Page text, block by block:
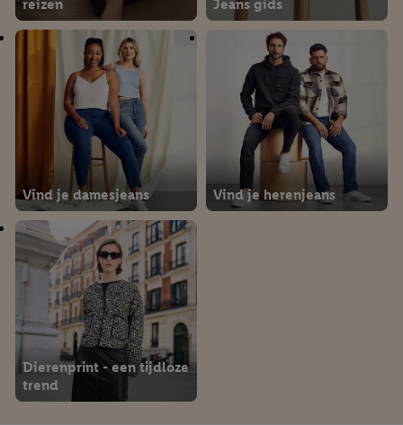
Zichtbaar & veilig in het
donker
Feestelijke outfits voor
kinderen
reizen
Jeans gids
Vind je damesjeans Vind je herenjeans
Dierenprint - een tijdloze
trend